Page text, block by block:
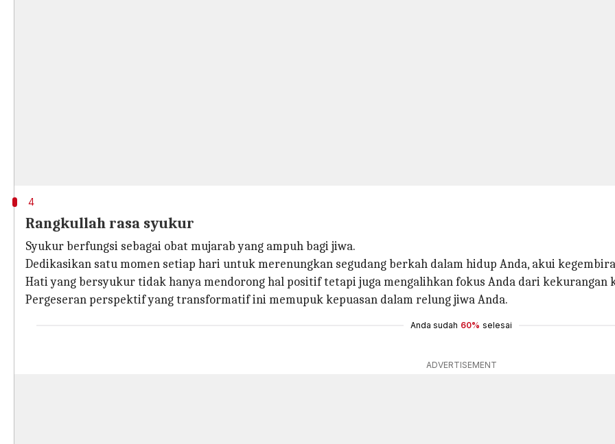
4
Rangkullah rasa syukur
Syukur berfungsi sebagai obat mujarab yang ampuh bagi jiwa.
Dedikasikan satu momen setiap hari untuk merenungkan segudang berkah dalam hidup Anda, akui
Hati yang bersyukur tidak hanya mendorong hal positif tetapi juga mengalihkan fokus Anda dari kekurangan
Pergeseran perspektif yang transformatif ini memupuk kepuasan dalam relung jiwa Anda.
Anda sudah 60% selesai
ADVERTISEMENT